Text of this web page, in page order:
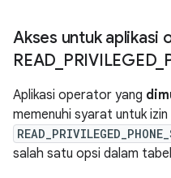
Akses untuk aplikasi
READ PRIVILEGED_
Aplikasi operator yang
memenuhi syarat untuk izin
salah satu opsi dalam